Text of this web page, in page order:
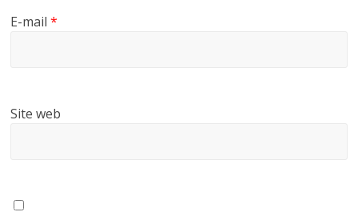
E-mail*
Site web